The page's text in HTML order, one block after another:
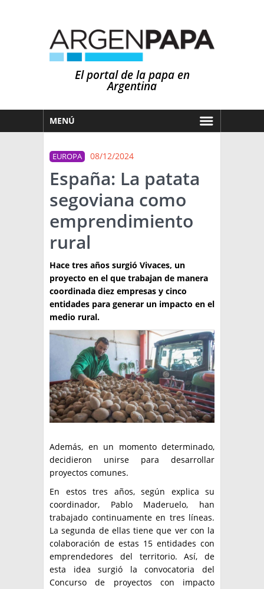
El portal de la papa en
Argentina
MENÚ
MERCADOS
NOTICIAS
EN ESPAÑOL
OTROS IDIOMAS
CLIMA
PRONÓSTICO
LLUVIAS
ARGENTINA
TÉCNICA
PRODUCCION
CLASIFICADOS
INTERES GENERAL
LA PAPA
RESOLUCIONES Y NORMATIVAS
ENLACES
ARGENPAPA
PUBLICIDAD
QUIENES SOMOS
BUSCAR NOTICIAS
EUROPA 08/12/2024
España: La patata
segoviana como
emprendimiento
rural
Hace tres años surgió Vivaces, un
proyecto en el que trabajan de manera
coordinada diez empresas y cinco
entidades para generar un impacto en el
medio rural.
Además, en un momento determinado,
decidieron unirse para desarrollar
proyectos comunes.
En estos tres años, según explica su
coordinador, Pablo Maderuelo, han
trabajado continuamente en tres líneas.
La segunda de ellas tiene que ver con la
colaboración de estas 15 entidades con
emprendedores del territorio. Así, de
esta idea surgió la convocatoria del
Concurso de proyectos con impacto